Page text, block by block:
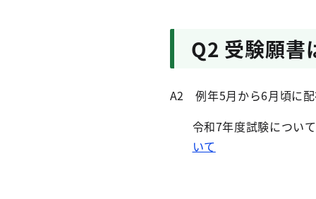
Q2 受験願書
A2 例年5月から6月頃に配
令和7年度試験につい
いて